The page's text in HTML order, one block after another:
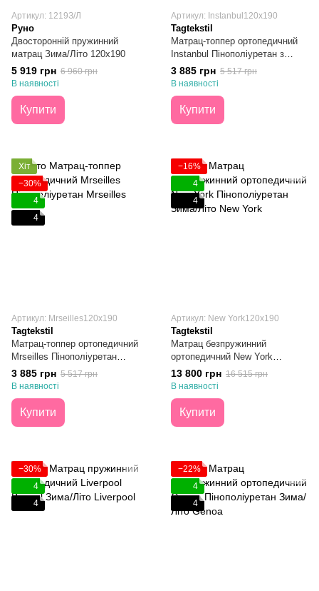
Артикул: 1219З/Л
Руно
Двосторонній пружинний
матрац Зима/Літо 120х190
5 919 грн 6 960 грн
В наявності
Купити
Артикул: Instanbul120х190
Tagtekstil
Матрац-топпер ортопедичний
Instanbul Пінополіуретан з
латексованою кокосовою
корою 120х190
3 885 грн 5 517 грн
В наявності
Купити
Хіт
−30%
4
4
Артикул: Mrseilles120х190
Tagtekstil
Матрац-топпер ортопедичний
Mrseilles Пінополіуретан
120х190
3 885 грн 5 517 грн
В наявності
Купити
−16%
4
4
Артикул: New York120х190
Tagtekstil
Матрац безпружинний
ортопедичний New York
Пінополіуретан Зима/Літо
120х190
13 800 грн 16 515 грн
В наявності
Купити
−30%
4
4
−22%
4
4